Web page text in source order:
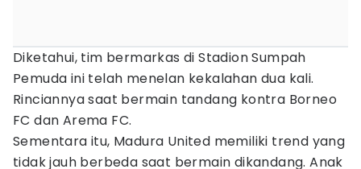
Diketahui, tim bermarkas di Stadion Sumpah
Pemuda ini telah menelan kekalahan dua kali.
Rinciannya saat bermain tandang kontra Borneo
FC dan Arema FC.
Sementara itu, Madura United memiliki trend yang
tidak jauh berbeda saat bermain dikandang. Anak